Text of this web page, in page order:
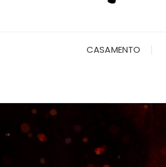
CASAMENTO